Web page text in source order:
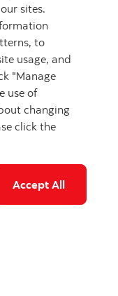
des
sites.
to
usage, and
"Manage
use of
changing
click the
Accept All